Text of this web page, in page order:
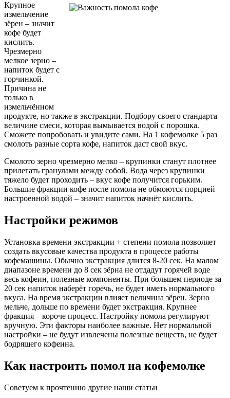
Крупное
измельчение
зёрен – значит
кофе будет
кислить.
Чрезмерно
мелкое зерно –
напиток будет с
горчинкой.
Причина не
только в
измельчённом
продукте, но также в экстракции. Подбору своего стандарта –
величине смеси, которая вымывается водой с порошка.
Сможете попробовать и увидите сами. На 1 кофемолке 5 раз
смолоть разные сорта кофе, напиток даст свой вкус.
Смолото зерно чрезмерно мелко – крупинки станут плотнее
прилегать гранулами между собой. Вода через крупинки
тяжело будет проходить – вкус кофе получится горьким.
Большие фракции кофе после помола не обмоются порцией
настроенной водой – значит напиток начнёт кислить.
Настройки режимов
Установка времени экстракции + степени помола позволяет
создать вкусовые качества продукта в процессе работы
кофемашины. Обычно экстракция длится 8-20 сек. На малом
диапазоне времени до 8 сек зёрна не отдадут горячей воде
весь кофеин, полезные компоненты. При большем периоде за
20 сек напиток наберёт горечь, не будет иметь нормального
вкуса. На время экстракции влияет величина зёрен. Зерно
мельче, дольше по времени будет экстракция. Крупнее
фракция – короче процесс. Настройку помола регулируют
вручную. Эти факторы наиболее важные. Нет нормальной
настройки – не будут извлечены полезные веществ, не будет
бодрящего кофеина.
Как настроить помол на кофемолке
Советуем к прочтению другие наши статьи